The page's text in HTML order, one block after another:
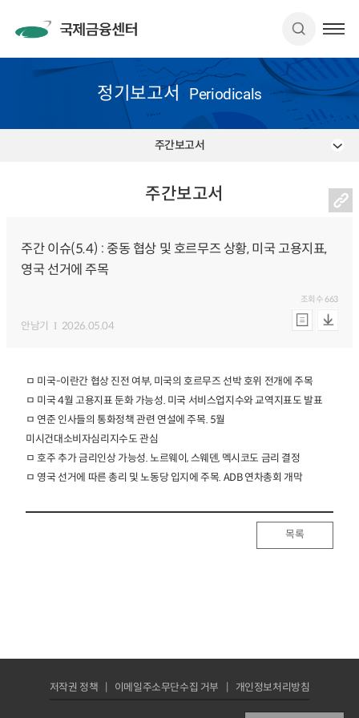
정기보고서 Periodicals
주간보고서
주간보고서
주간 이슈(5.4) : 중동 협상 및 호르무즈 상황, 미국 고용지표,
영국 선거에 주목
안남기 2026.05.04
조회수663
ㅁ 미국-이란간 협상 진전 여부, 미국의 호르무즈 선박 호위 전개에 주목
ㅁ 미국 4월 고용지표 둔화 가능성. 미국 서비스업지수와 교역지표도 발표
ㅁ 연준 인사들의 통화정책 관련 연설에 주목. 5월
미시건대소비자심리지수도 관심
ㅁ 호주 추가 금리인상 가능성. 노르웨이, 스웨덴, 멕시코도 금리 결정
ㅁ 영국 선거에 따른 총리 및 노동당 입지에 주목. ADB 연차총회 개막
목록
저작권 정책 이메일주소무단수집 거부 개인정보처리방침